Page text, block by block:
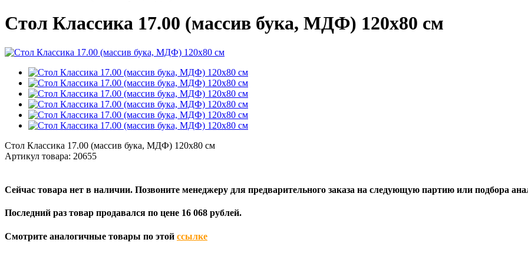
Стол Классика 17.00 (массив бука, МДФ) 120х80 см
Стол Классика 17.00 (массив бука, МДФ) 120х80 см
Артикул товара: 20655
Сейчас товара нет в наличии. Позвоните менеджеру для предварительного заказа на следующую партию или подбора
Последний раз товар продавался по цене 16 068 рублей.
Смотрите аналогичные товары по этой ссылке